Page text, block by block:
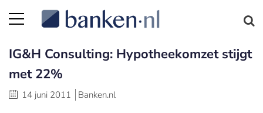
IG&H Consulting: Hypotheekomzet stijgt
met 22%
14 juni 2011 Banken.nl